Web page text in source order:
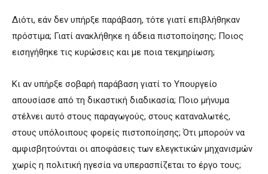
Διότι, εάν δεν υπήρξε παράβαση, τότε γιατί επιβλήθηκαν
πρόστιμα; Γιατί ανακλήθηκε η άδεια πιστοποίησης; Ποιος
εισηγήθηκε τις κυρώσεις και με ποια τεκμηρίωση;
Κι αν υπήρξε σοβαρή παράβαση γιατί το Υπουργείο
απουσίασε από τη δικαστική διαδικασία; Ποιο μήνυμα
στέλνει αυτό στους παραγωγούς, στους καταναλωτές,
στους υπόλοιπους φορείς πιστοποίησης; Ότι μπορούν να
αμφισβητούνται οι αποφάσεις των ελεγκτικών μηχανισμών
χωρίς η πολιτική ηγεσία να υπερασπίζεται το έργο τους;